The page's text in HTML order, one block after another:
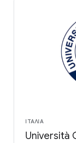
ΙΤΑΛΊΑ
Università